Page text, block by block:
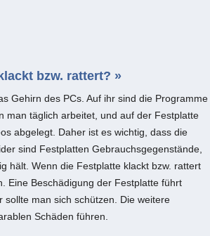
bzw. rattert? »
Gehirn des PCs. Auf ihr sind die Programme
man täglich arbeitet, und auf der Festplatte
abgelegt. Daher ist es wichtig, dass die
sind Festplatten Gebrauchsgegenstände,
hält. Wenn die Festplatte klackt bzw. rattert
Eine Beschädigung der Festplatte führt
man sich schützen. Die weitere
Schäden führen.